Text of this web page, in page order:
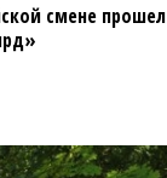
смене прошел